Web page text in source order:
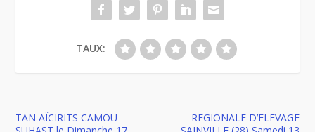
TAUX:
TAN AÏCIRITS CAMOU
REGIONALE D’ELEVAGE